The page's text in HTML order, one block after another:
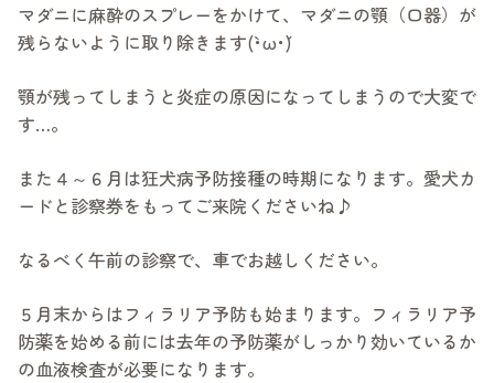
マダニに麻酔のスプレーをかけて、マダニの顎（口器）が
残らないように取り除きます(`･ω･´)
顎が残ってしまうと炎症の原因になってしまうので大変で
す…。
また４～６月は狂犬病予防接種の時期になります。愛犬カ
ードと診察券をもってご来院くださいね♪
なるべく午前の診察で、車でお越しください。
５月末からはフィラリア予防も始まります。フィラリア予
防薬を始める前には去年の予防薬がしっかり効いているか
の血液検査が必要になります。